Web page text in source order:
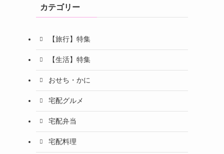
カテゴリー
【旅行】特集
【生活】特集
おせち・かに
宅配グルメ
宅配弁当
宅配料理